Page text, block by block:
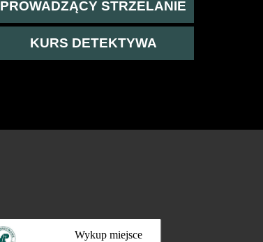
PROWADZĄCY STRZELANIE
KURS DETEKTYWA
Wykup miejsce